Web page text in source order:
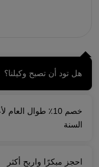
هل تود أن تصبح وكيلنا؟
خصم 10٪ طوال
السنة
احجز مبكرًا واربح أكثر